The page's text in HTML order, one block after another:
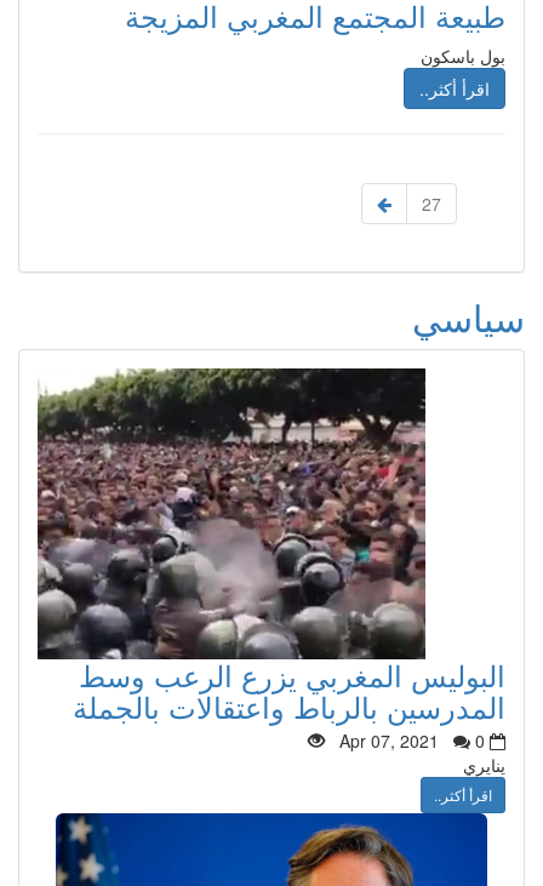
طبيعة المجتمع المغربي المزيجة
بول باسكون
اقرأ أكثر..
27
سياسي
البوليس المغربي يزرع الرعب وسط
المدرسين بالرباط واعتقالات بالجملة
Apr 07, 2021
0
ينايري
اقرأ أكثر..